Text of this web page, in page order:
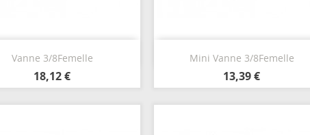
Vanne 3/8Femelle
18,12 €
 Mini Vanne 3/8Femelle
13,39 €
